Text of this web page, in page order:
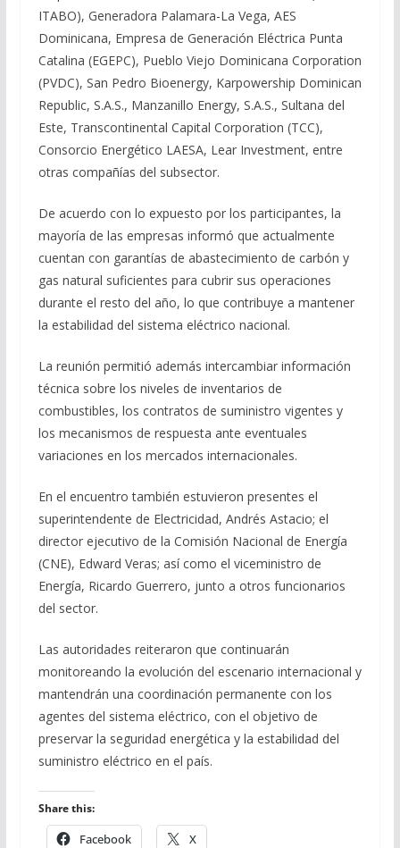
ITABO), Generadora Palamara-La Vega, AES
Dominicana, Empresa de Generación Eléctrica Punta
Catalina (EGEPC), Pueblo Viejo Dominicana Corporation
(PVDC), San Pedro Bioenergy, Karpowership Dominican
Republic, S.A.S., Manzanillo Energy, S.A.S., Sultana del
Este, Transcontinental Capital Corporation (TCC),
Consorcio Energético LAESA, Lear Investment, entre
otras compañías del subsector.
De acuerdo con lo expuesto por los participantes, la
mayoría de las empresas informó que actualmente
cuentan con garantías de abastecimiento de carbón y
gas natural suficientes para cubrir sus operaciones
durante el resto del año, lo que contribuye a mantener
la estabilidad del sistema eléctrico nacional.
La reunión permitió además intercambiar información
técnica sobre los niveles de inventarios de
combustibles, los contratos de suministro vigentes y
los mecanismos de respuesta ante eventuales
variaciones en los mercados internacionales.
En el encuentro también estuvieron presentes el
superintendente de Electricidad, Andrés Astacio; el
director ejecutivo de la Comisión Nacional de Energía
(CNE), Edward Veras; así como el viceministro de
Energía, Ricardo Guerrero, junto a otros funcionarios
del sector.
Las autoridades reiteraron que continuarán
monitoreando la evolución del escenario internacional y
mantendrán una coordinación permanente con los
agentes del sistema eléctrico, con el objetivo de
preservar la seguridad energética y la estabilidad del
suministro eléctrico en el país.
Share this:
Facebook X